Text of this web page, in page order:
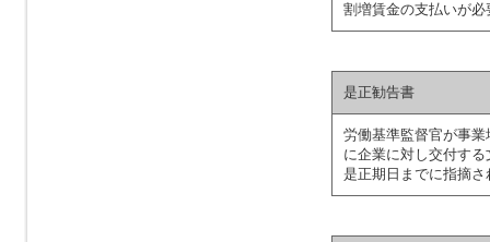
割増賃金の支払いが必
是正勧告書
労働基準監督官が事
に企業に対し交付す
是正期日までに指摘